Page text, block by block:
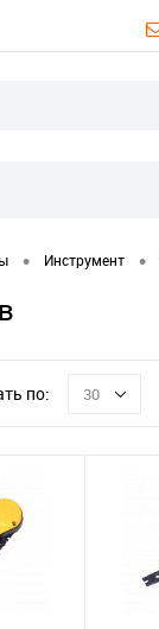
• Инструмент •
по: 30